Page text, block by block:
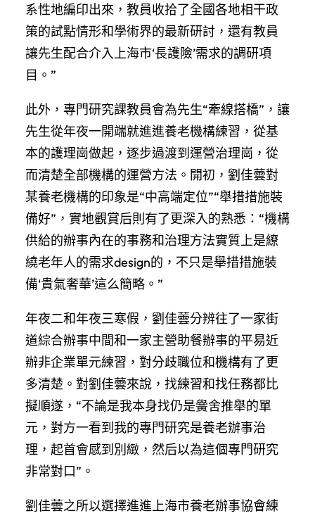
系性地編印出來，教員收拾了全國各地相干政
策的試點情形和學術界的最新研討，還有教員
讓先生配合介入上海市‘長護險’需求的調研項
目。”
此外，專門研究課教員會為先生“牽線搭橋”，讓
先生從年夜一開端就進進養老機構練習，從基
本的護理崗做起，逐步過渡到運營治理崗，從
而清楚全部機構的運營方法。開初，劉佳蕓對
某養老機構的印象是“中高端定位”“舉措措施裝
備好”，實地觀賞后則有了更深入的熟悉：“機構
供給的辦事內在的事務和治理方法實質上是繚
繞老年人的需求design的，不只是舉措措施裝
備‘貴氣奢華’這么簡略。”
年夜二和年夜三寒假，劉佳蕓分辨往了一家街
道綜合辦事中間和一家主營助餐辦事的平易近
辦非企業單元練習，對分歧職位和機構有了更
多清楚。對劉佳蕓來說，找練習和找任務都比
擬順遂，“不論是我本身找仍是黌舍推舉的單
元，對方一看到我的專門研究是養老辦事治
理，起首會感到別緻，然后以為這個專門研究
非常對口”。
劉佳蕓之所以選擇進進上海市養老辦事協會練